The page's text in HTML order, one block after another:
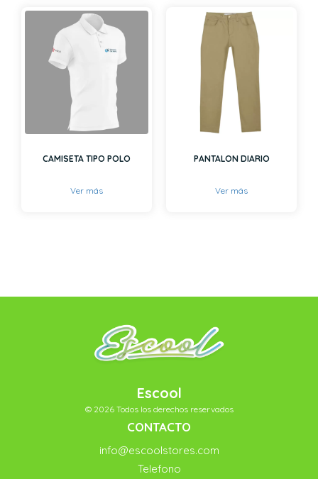
CAMISETA TIPO POLO
Ver más
PANTALON DIARIO
Ver más
Escool
© 2026 Todos los derechos reservados
CONTACTO
info@escoolstores.com
Telefono